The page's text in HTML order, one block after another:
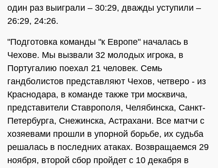
один раз выиграли – 30:29, дважды уступили –
26:29, 24:26.
"Подготовка команды "к Европе" началась в
Чехове. Мы вызвали 32 молодых игрока, в
Португалию поехал 21 человек. Семь
гандболистов представляют Чехов, четверо - из
Краснодара, в команде также три москвича,
представители Ставрополя, Челябинска, Санкт-
Петербурга, Снежинска, Астрахани. Все матчи с
хозяевами прошли в упорной борьбе, их судьба
решалась в последних атаках. Возвращаемся 29
ноября, второй сбор пройдет с 10 декабря в